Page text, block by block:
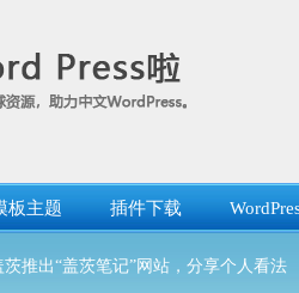
板主题 插件下载
推出“盖茨笔记”网站，分享个人看法